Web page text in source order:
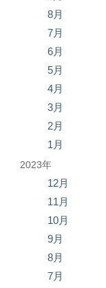
8月
7月
6月
5月
4月
3月
2月
1月
2023年
12月
11月
10月
9月
8月
7月